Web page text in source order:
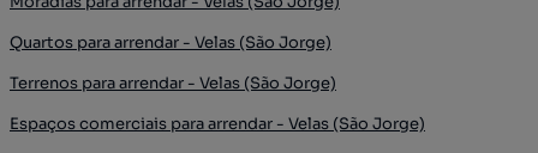
Quartos para arrendar - Velas (São Jorge)
Terrenos para arrendar - Velas (São Jorge)
Espaços comerciais para arrendar - Velas (São Jorge)